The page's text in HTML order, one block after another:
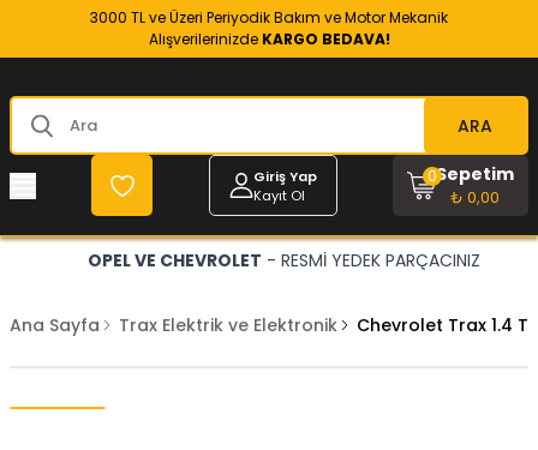
3000 TL ve Üzeri Periyodik Bakım ve Motor Mekanik
Alışverilerinizde KARGO BEDAVA!
ARA
Giriş Yap
Kayıt Ol
Sepetim
₺ 0,00
0
OPEL VE CHEVROLET - RESMİ YEDEK PARÇACINIZ
Ana Sayfa Trax Elektrik ve Elektronik Chevrolet Trax 1.4